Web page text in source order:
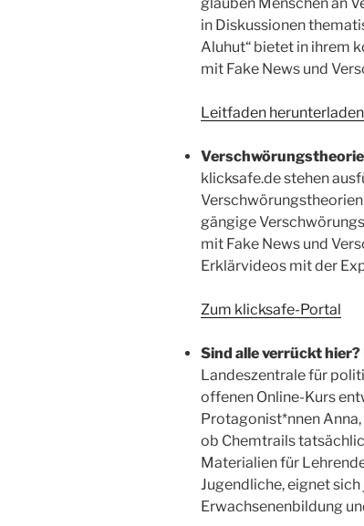
in Diskussionen
Aluhut“ bietet in ihrem
mit Fake News und
Leitfaden
klicksafe.de stehen
gängige
mit Fake News und
Erklärvideos mit der
Zum klicksafe-Portal
Sind alle verrückt
Landeszentrale für
offenen Online-Kurs
Protagonist*nnen
ob Chemtrails
Materialien für
Jugendliche, eignet
Erwachsenenbildung